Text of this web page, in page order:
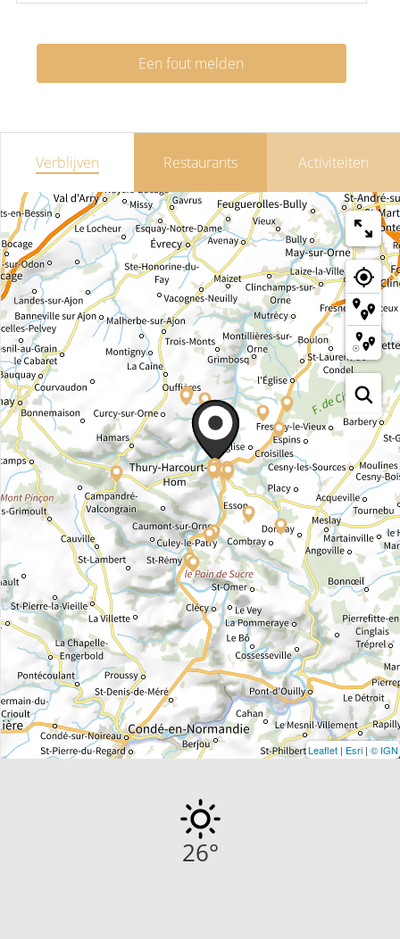
Een fout melden
Verblijven Restaurants Activiteiten
Leaflet | Esri | © IGN
26°